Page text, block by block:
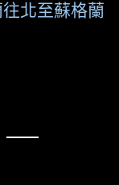
北至蘇格蘭
──